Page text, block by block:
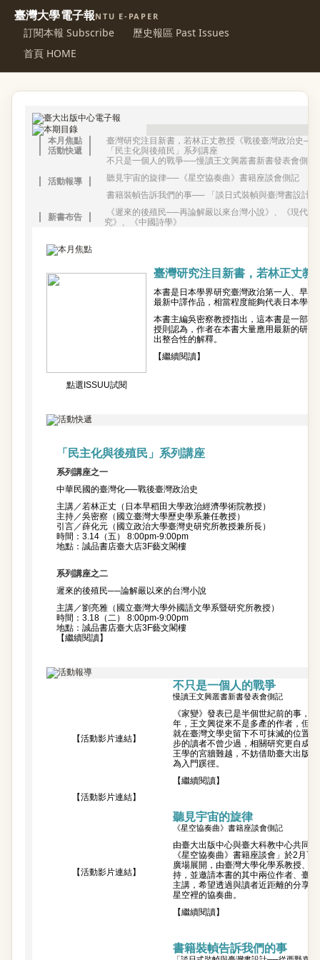
臺灣大學電子報NTU E-PAPER
訂閱本報 Subscribe
歷史報區 Past Issues
首頁 HOME
本月焦點 臺灣研究注目新書，若林正丈教授《戰後臺灣政治史──
活動快遞
「民主化與後殖民」系列講座
活動報導
不只是一個人的戰爭──慢讀王文興叢書新書發表會側記
聽見宇宙的旋律──《星空協奏曲》書籍座談會側記
書籍裝幀告訴我們的事── 「談日式裝幀與臺灣書設計
新書布告
《遲來的後殖民──再論解嚴以來台灣小說》、《現代
究》、《中國詩學》
點選ISSUU試閱
臺灣研究注目新書，若林正丈
本書是日本學界研究臺灣政治第一人、早
最新中譯作品，相當程度能夠代表日本學
本書主編吳密察教授指出，這本書是一部
授則認為，作者在本書大量應用最新的研
出整合性的解釋。
【繼續閱讀】
「民主化與後殖民」系列講座
系列講座之一
中華民國的臺灣化──戰後臺灣政治史
主講／若林正丈（日本早稻田大學政治經濟學術院教授）
主持／吳密察（國立臺灣大學歷史學系兼任教授）
引言／薛化元（國立政治大學臺灣史研究所教授兼所長）
時間：3.14（五） 8:00pm-9:00pm
地點：誠品書店臺大店3F藝文閣樓
系列講座之二
遲來的後殖民──論解嚴以來的台灣小說
主講／劉亮雅（國立臺灣大學外國語文學系暨研究所教授）
時間：3.18（二） 8:00pm-9:00pm
地點：誠品書店臺大店3F藝文閣樓
【繼續閱讀】
【活動影片連結】
【活動影片連結】
【活動影片連結】
不只是一個人的戰爭
慢讀王文興叢書新書發表會側記
《家變》發表已是半個世紀前的事，
年，王文興從來不是多產的作者，但
就在臺灣文學史留下不可抹滅的位置
步的讀者不曾少過，相關研究更自成
王學的宮牆難越，不妨借助臺大出版
為入門蹊徑。
【繼續閱讀】
聽見宇宙的旋律
《星空協奏曲》書籍座談會側記
由臺大出版中心與臺大科教中心共同
《星空協奏曲》書籍座談會」於2月7
廣場展開，由臺灣大學化學系教授、
持，並邀請本書的其中兩位作者、臺
主講，希望透過與讀者近距離的分享
星空裡的協奏曲。
【繼續閱讀】
書籍裝幀告訴我們的事